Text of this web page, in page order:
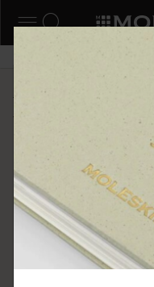
ナビゲーショ
検索 (キー
6,500円以
ーを閉じる
ショップ
Kaweco Classic Collection